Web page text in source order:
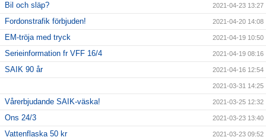
Bil och släp? 2021-04-23 13:27
Fordonstrafik förbjuden! 2021-04-20 14:08
EM-tröja med tryck 2021-04-19 10:50
Serieinformation fr VFF 16/4 2021-04-19 08:16
SAIK 90 år 2021-04-16 12:54
2021-03-31 14:25
Vårerbjudande SAIK-väska! 2021-03-25 12:32
Ons 24/3 2021-03-23 13:40
Vattenflaska 50 kr 2021-03-23 09:52